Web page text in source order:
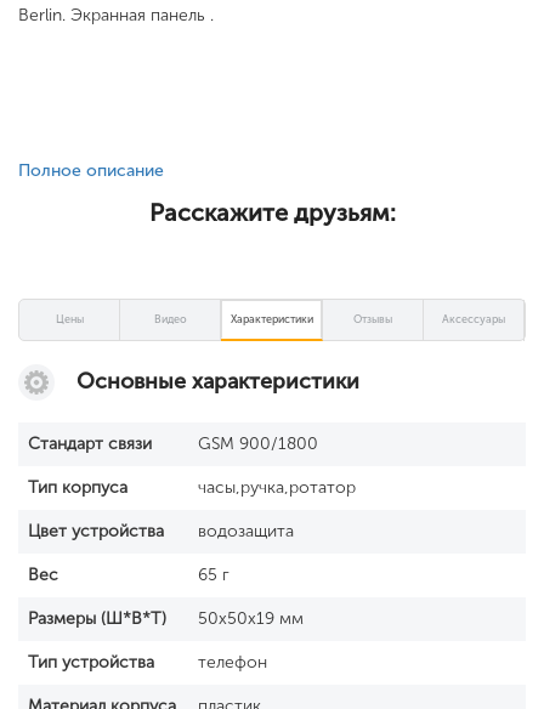
Berlin. Экранная панель .
Полное описание
Расскажите друзьям:
Цены Видео Характеристики Отзывы Аксессуары
Основные характеристики
Стандарт связи GSM 900/1800
Тип корпуса часы,ручка,ротатор
Цвет устройства водозащита
Вес 65 г
Размеры (Ш*В*Т) 50x50x19 мм
Тип устройства телефон